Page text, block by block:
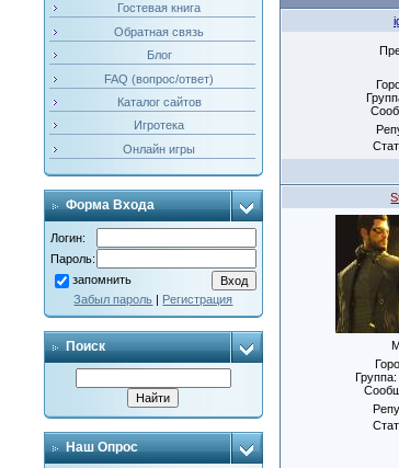
Гостевая книга
Обратная связь
Блог
FAQ (вопрос/ответ)
Каталог сайтов
Игротека
Онлайн игры
Форма Входа
Логин:
Пароль:
запомнить
Забыл пароль | Регистрация
Поиск
Наш Опрос
Группа: